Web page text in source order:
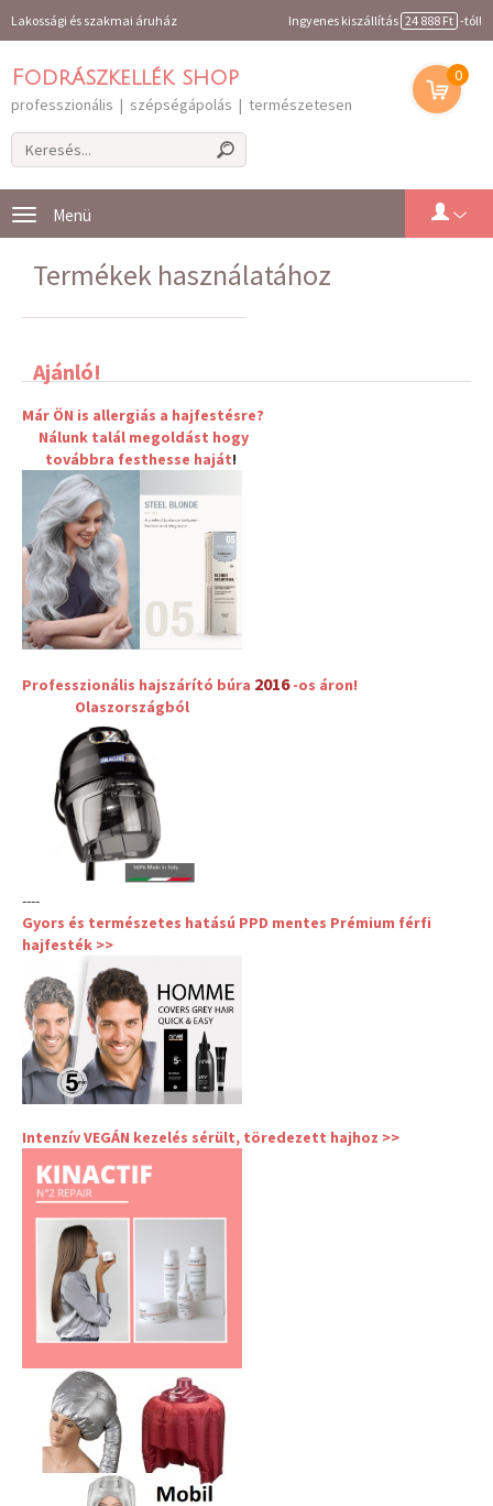
Lakossági és szakmai áruház Ingyenes kiszállítás 24 888 Ft -tól!
Fodrászkellék shop
professzionális | szépségápolás | természetesen
0
Toggle
navigation
Termékek használatához
Ajánló!
Már ÖN is allergiás a hajfestésre?
Nálunk talál megoldást hogy
továbbra festhesse haját!
Professzionális hajszárító búra 2016-os áron!
Olaszországból
----
Gyors és természetes hatású PPD mentes Prémium férfi
hajfesték >>
Intenzív VEGÁN kezelés sérült, töredezett hajhoz >>